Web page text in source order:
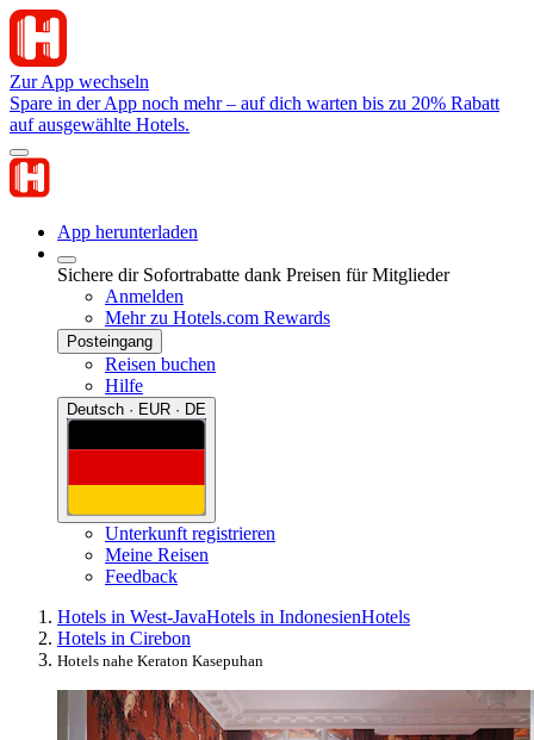
Zur App wechseln
Spare in der App noch mehr – auf dich warten bis zu 20% Rabatt
auf ausgewählte Hotels.
App herunterladen
Sichere dir Sofortrabatte dank Preisen für Mitglieder
Anmelden
Mehr zu Hotels.com Rewards
Posteingang
Reisen buchen
Hilfe
Deutsch · EUR · DE
Unterkunft registrieren
Meine Reisen
Feedback
Hotels in West-JavaHotels in IndonesienHotels
Hotels in Cirebon
Hotels nahe Keraton Kasepuhan